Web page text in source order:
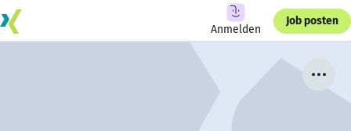
Anmelden
Job posten